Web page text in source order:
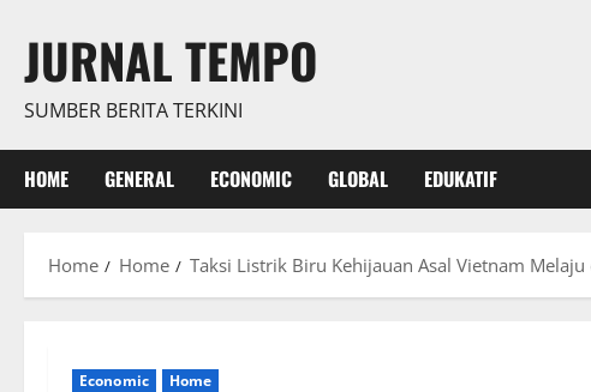
content
JURNAL TEMPO
SUMBER BERITA TERKINI
HOME GENERAL ECONOMIC GLOBAL EDUKATIF
Home Home Taksi Listrik Biru Kehijauan Asal Vietnam Melaju
Economic Home